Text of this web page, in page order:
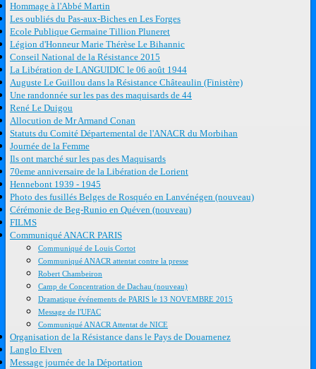
Hommage à l'Abbé Martin
Les oubliés du Pas-aux-Biches en Les Forges
Ecole Publique Germaine Tillion Pluneret
Légion d'Honneur Marie Thérèse Le Bihannic
Conseil National de la Résistance 2015
La Libération de LANGUIDIC le 06 août 1944
Auguste Le Guillou dans la Résistance Châteaulin (Finistère)
Une randonnée sur les pas des maquisards de 44
René Le Duigou
Allocution de Mr Armand Conan
Statuts du Comité Départemental de l'ANACR du Morbihan
Journée de la Femme
Ils ont marché sur les pas des Maquisards
70eme anniversaire de la Libération de Lorient
Hennebont 1939 - 1945
Photo des fusillés Belges de Rosquéo en Lanvénégen (nouveau)
Cérémonie de Beg-Runio en Quéven (nouveau)
FILMS
Communiqué ANACR PARIS
Communiqué de Louis Cortot
Communiqué ANACR attentat contre la presse
Robert Chambeiron
Camp de Concentration de Dachau (nouveau)
Dramatique événements de PARIS le 13 NOVEMBRE 2015
Message de l'UFAC
Communiqué ANACR Attentat de NICE
Organisation de la Résistance dans le Pays de Douarnenez
Langlo Elven
Message journée de la Déportation